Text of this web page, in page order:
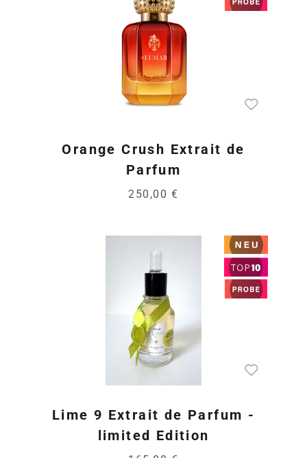
Orange Crush Extrait de
Parfum
250,00 €
Lime 9 Extrait de Parfum -
limited Edition